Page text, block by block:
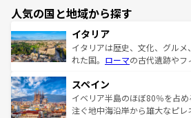
人気の国と地域から探す
イタリア
イタリアは歴史、文化、グル
れた国。 ローマの古代遺跡やフ
ろん、トスカーナの美しい田園
景など、自然景観も見逃せな
ピザやパスタなど、絶品のイタ
スペイン
イベリア半島のほぼ80％を占
注ぐ地中海沿岸から雄大なピレ